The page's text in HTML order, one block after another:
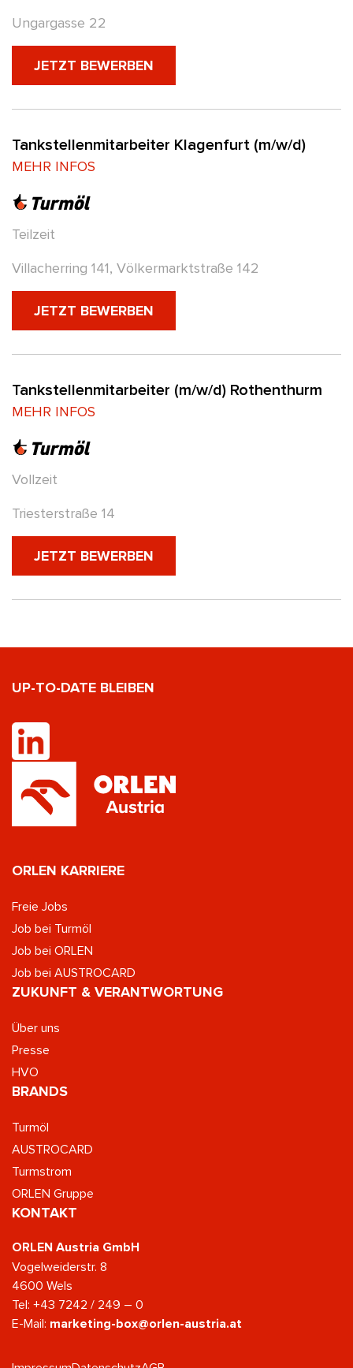
Ungargasse 22
JETZT BEWERBEN
Tankstellenmitarbeiter Klagenfurt (m/w/d)
MEHR INFOS
Teilzeit
Villacherring 141, Völkermarktstraße 142
JETZT BEWERBEN
Tankstellenmitarbeiter (m/w/d) Rothenthurm
MEHR INFOS
Vollzeit
Triesterstraße 14
JETZT BEWERBEN
UP-TO-DATE BLEIBEN
ORLEN KARRIERE
Freie Jobs
Job bei Turmöl
Job bei ORLEN
Job bei AUSTROCARD
ZUKUNFT & VERANTWORTUNG
Über uns
Presse
HVO
BRANDS
Turmöl
AUSTROCARD
Turmstrom
ORLEN Gruppe
KONTAKT
ORLEN Austria GmbH
Vogelweiderstr. 8
4600 Wels
Tel: +43 7242 / 249 – 0
E-Mail: marketing-box@orlen-austria.at